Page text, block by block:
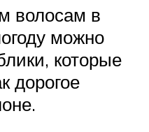
волосам в
можно
которые
дорогое